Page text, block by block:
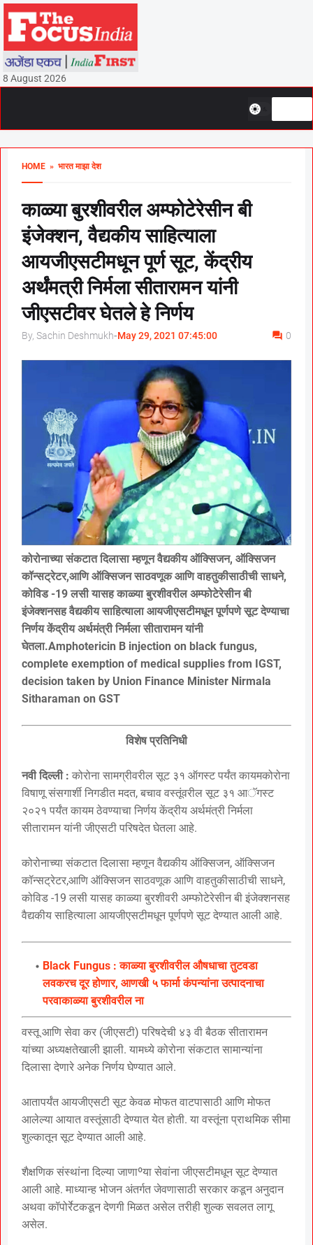
8 August 2026
HOME » भारत माझा देश
काळ्या बुरशीवरील अम्फोटेरेसीन बी
इंजेक्शन, वैद्यकीय साहित्याला
आयजीएसटीमधून पूर्ण सूट, केंद्रीय
अर्थंमत्री निर्मला सीतारामन यांनी
जीएसटीवर घेतले हे निर्णय
By, Sachin Deshmukh-May 29, 2021 07:45:00 0
कोरोनाच्या संकटात दिलासा म्हणून वैद्यकीय ऑक्सिजन, ऑक्सिजन
कॉन्सट्रेटर,आणि ऑक्सिजन साठवणूक आणि वाहतुकीसाठीची साधने,
कोविड -19 लसी यासह काळ्या बुरशीवरील अम्फोटेरेसीन बी
इंजेक्शनसह वैद्यकीय साहित्याला आयजीएसटीमधून पूर्णपणे सूट देण्याचा
निर्णय केंद्रीय अर्थमंत्री निर्मला सीतारामन यांनी
घेतला.Amphotericin B injection on black fungus,
complete exemption of medical supplies from IGST,
decision taken by Union Finance Minister Nirmala
Sitharaman on GST
विशेष प्रतिनिधी
नवी दिल्ली : कोरोना सामग्रीवरील सूट ३१ ऑगस्ट पर्यंत कायमकोरोना
विषाणू संसगार्शी निगडीत मदत, बचाव वस्तूंवरील सूट ३१ आॅगस्ट
२०२१ पर्यंत कायम ठेवण्याचा निर्णय केंद्रीय अर्थमंत्री निर्मला
सीतारामन यांनी जीएसटी परिषदेत घेतला आहे.
कोरोनाच्या संकटात दिलासा म्हणून वैद्यकीय ऑक्सिजन, ऑक्सिजन
कॉन्सट्रेटर,आणि ऑक्सिजन साठवणूक आणि वाहतुकीसाठीची साधने,
कोविड -19 लसी यासह काळ्या बुरशीवरी अम्फोटेरेसीन बी इंजेक्शनसह
वैद्यकीय साहित्याला आयजीएसटीमधून पूर्णपणे सूट देण्यात आली आहे.
Black Fungus : काळ्या बुरशीवरील औषधाचा तुटवडा
लवकरच दूर होणार, आणखी ५ फार्मा कंपन्यांना उत्पादनाचा
परवाकाळ्या बुरशीवरील ना
वस्तू आणि सेवा कर (जीएसटी) परिषदेची ४३ वी बैठक सीतारामन
यांच्या अध्यक्षतेखाली झाली. यामध्ये कोरोना संकटात सामान्यांना
दिलासा देणारे अनेक निर्णय घेण्यात आले.
आतापर्यंत आयजीएसटी सूट केवळ मोफत वाटपासाठी आणि मोफत
आलेल्या आयात वस्तूंसाठी देण्यात येत होती. या वस्तूंना प्राथमिक सीमा
शुल्कातून सूट देण्यात आली आहे.
शैक्षणिक संस्थांना दिल्या जाणाºया सेवांना जीएसटीमधून सूट देण्यात
आली आहे. माध्यान्ह भोजन अंतर्गत जेवणासाठी सरकार कडून अनुदान
अथवा कॉपोर्रेटकडून देणगी मिळत असेल तरीही शुल्क सवलत लागू
असेल.